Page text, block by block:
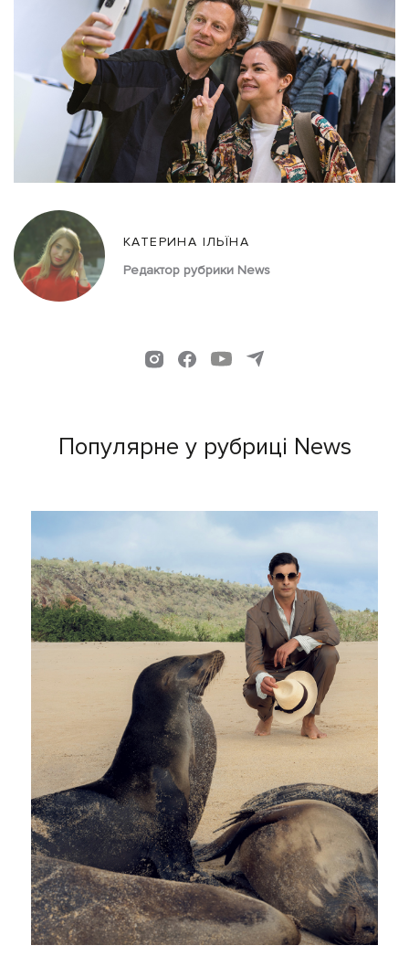
КАТЕРИНА ІЛЬЇНА
Редактор рубрики News
Популярне у рубриці News